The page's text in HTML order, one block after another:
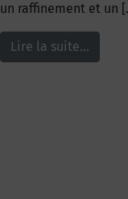
un raffinement et un
Lire la suite…